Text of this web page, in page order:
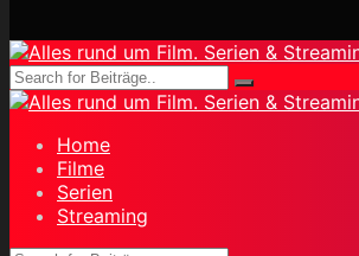
Home
Filme
Serien
Streaming